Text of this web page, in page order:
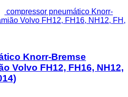
compressor pneumático Knorr-
Volvo FH12, FH16, NH12, FH,
Knorr-Bremse
Volvo FH12, FH16, NH12,